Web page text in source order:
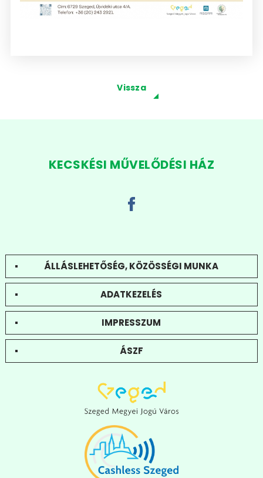
Vissza
KECSKÉSI MŰVELŐDÉSI HÁZ
ÁLLÁSLEHETŐSÉG, KÖZÖSSÉGI MUNKA
ADATKEZELÉS
IMPRESSZUM
ÁSZF